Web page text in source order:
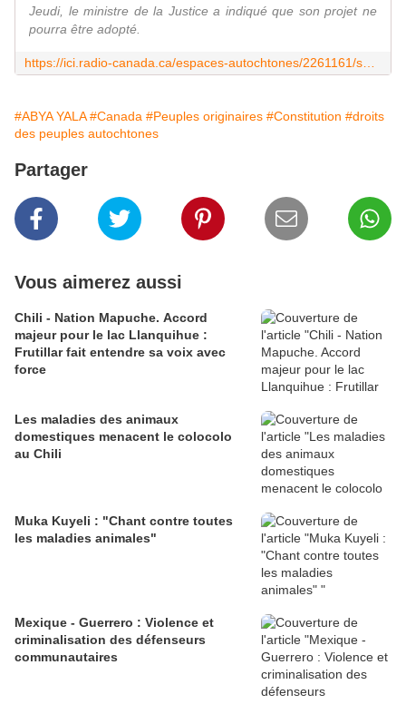
Jeudi, le ministre de la Justice a indiqué que son projet ne
pourra être adopté.
#ABYA YALA #Canada #Peuples originaires #Constitution #droits
des peuples autochtones
Partager
Vous aimerez aussi
Chili - Nation Mapuche. Accord
majeur pour le lac Llanquihue :
Frutillar fait entendre sa voix avec
force
Les maladies des animaux
domestiques menacent le colocolo
au Chili
Muka Kuyeli : "Chant contre toutes
les maladies animales"
Mexique - Guerrero : Violence et
criminalisation des défenseurs
communautaires